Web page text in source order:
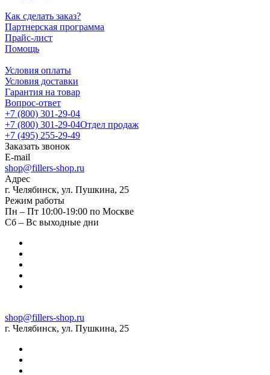
Как сделать заказ?
Партнерская программа
Прайс-лист
Помощь
Условия оплаты
Условия доставки
Гарантия на товар
Вопрос-ответ
+7 (800) 301-29-04
+7 (800) 301-29-04Отдел продаж
+7 (495) 255-29-49
Заказать звонок
E-mail
shop@fillers-shop.ru
Адрес
г. Челябинск, ул. Пушкина, 25
Режим работы
Пн – Пт 10:00-19:00 по Москве
Сб – Вс выходные дни
shop@fillers-shop.ru
г. Челябинск, ул. Пушкина, 25